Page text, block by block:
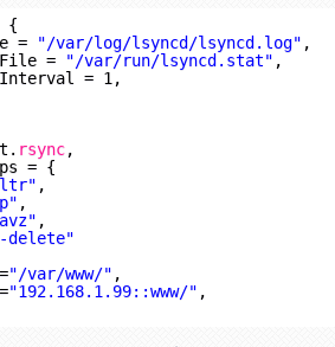
{
=
"/var/log/lsyncd/lsyncd.log" ,
=
"/var/run/lsyncd.stat" ,
= 1,
rsync,
= {
,
,
,
delete"
"/var/www/" ,
"192.168.1.99::www/" ,